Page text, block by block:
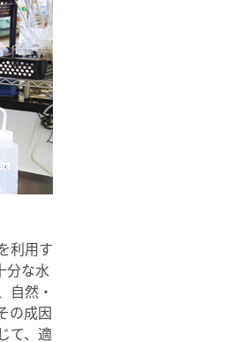
利用す
分な水
自然・
の成因
て、適